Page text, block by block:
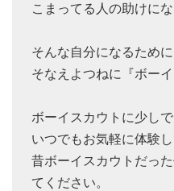
こまってる人の助けにな
そんな自分になるために
そなえよつねに『ボーイ
ボーイスカウトに少し
いつでもお気軽に体験し
昔ボーイスカウトだっ
てください。